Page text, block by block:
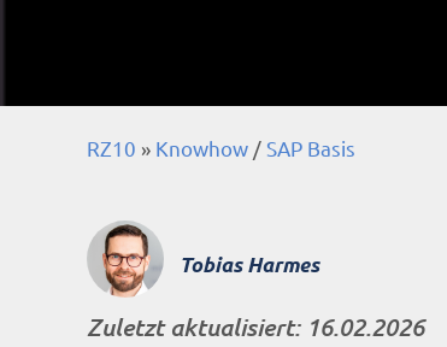
RZ10 » Knowhow / SAP Basis
Tobias Harmes
Zuletzt aktualisiert: 16.02.2026